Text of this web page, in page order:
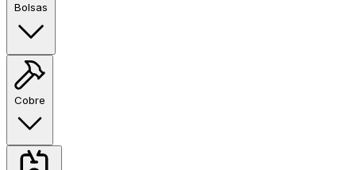
Bolsas
Cobre